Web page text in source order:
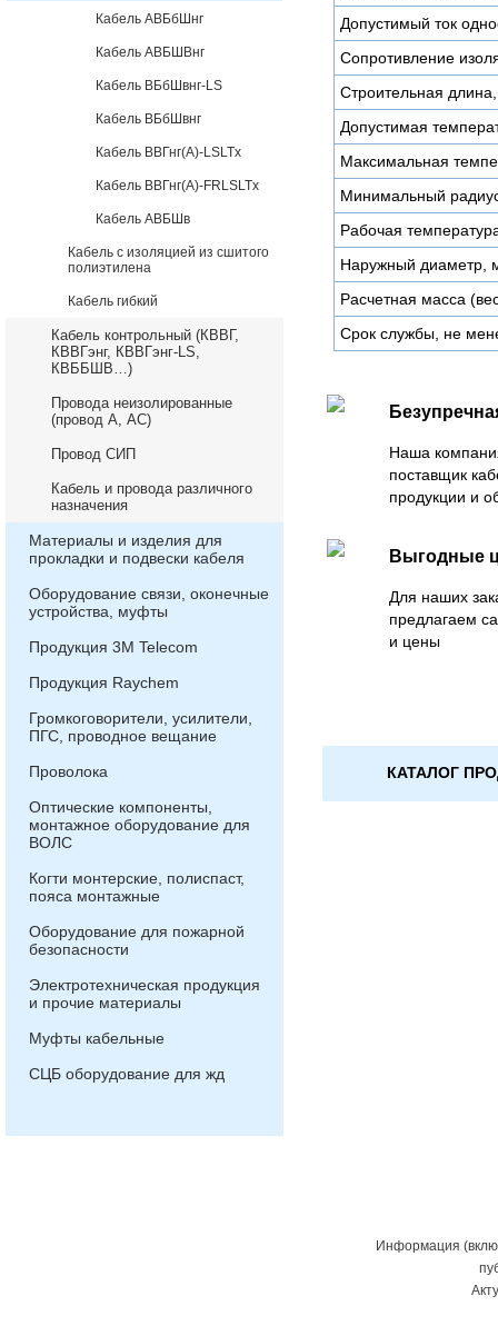
Кабель АВБбШнг
Кабель АВБШВнг
Кабель ВБбШвнг-LS
Кабель ВБбШвнг
Кабель ВВГнг(А)-LSLTx
Кабель ВВГнг(А)-FRLSLTx
Кабель АВБШв
Кабель с изоляцией из сшитого
полиэтилена
Кабель гибкий
Кабель контрольный (КВВГ,
КВВГэнг, КВВГэнг-LS,
КВББШВ…)
Провода неизолированные
(провод А, АС)
Провод СИП
Кабель и провода различного
назначения
Материалы и изделия для
прокладки и подвески кабеля
Оборудование связи, оконечные
устройства, муфты
Продукция 3М Telecom
Продукция Raychem
Громкоговорители, усилители,
ПГС, проводное вещание
Проволока
Оптические компоненты,
монтажное оборудование для
ВОЛС
Когти монтерские, полиспаст,
пояса монтажные
Оборудование для пожарной
безопасности
Электротехническая продукция
и прочие материалы
Муфты кабельные
СЦБ оборудование для жд
Допустимый ток
Сопротивление
Строительная
Допустимая
Максимальная
Минимальный
Рабочая
Наружный диаметр,
Расчетная масса
Срок службы, не
Наша
поставщик
продукции и
Выгодные
Для наших
предлагаем
и цены
КАТАЛОГ
Информация